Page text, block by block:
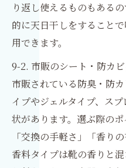
り返し使えるものもある
的に天日干しをすること
用できます。
9-2. 市販のシート・防カ
市販されている防臭・防
イプやジェルタイプ、ス
状があります。選ぶ際のポ
「交換の手軽さ」「香り
香料タイプは靴の香りと